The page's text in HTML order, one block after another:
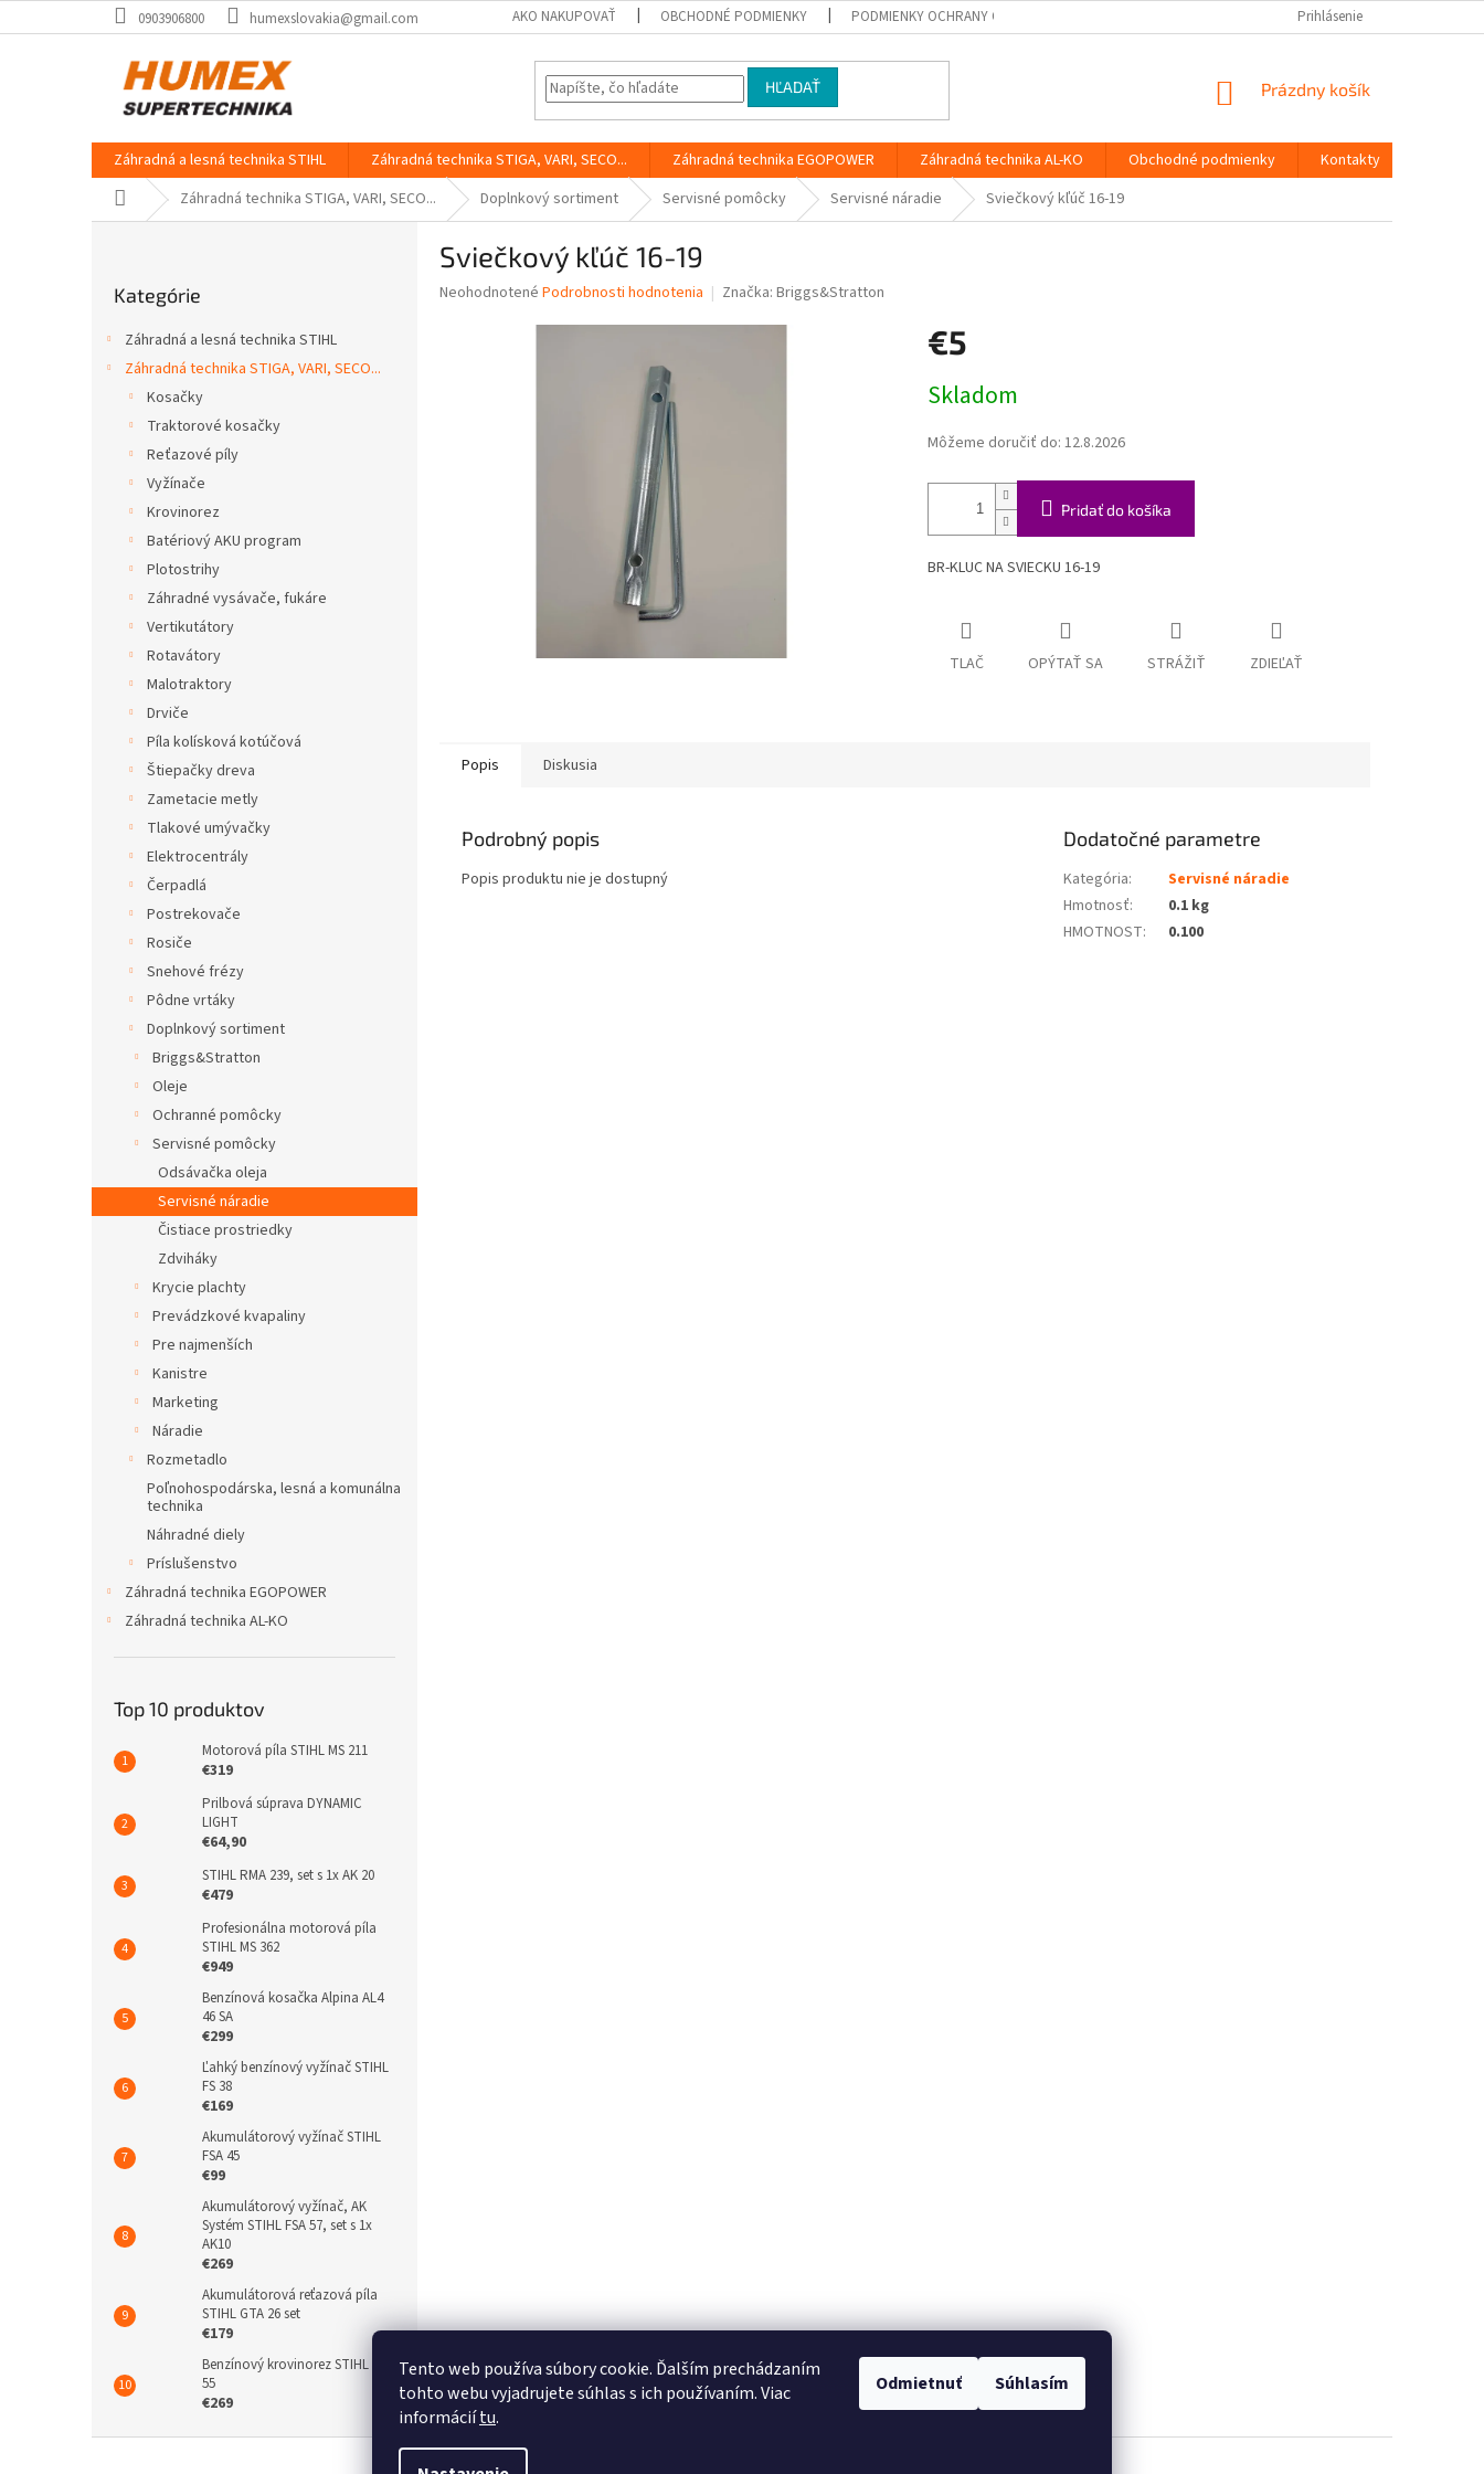
Tento web používa súbory cookie. Ďalším prechádzaním
tohto webu vyjadrujete súhlas s ich používaním. Viac
informáciítu.
Odmietnuť Súhlasím
na
0903906800 humexslovakia@gmail.com AKO NAKUPOVAŤ OBCHODNÉ PODMIENKY PODMIENKY OCHRANY OSOBNÝCH ÚDAJOV Prihlásenie
HĽADAŤ
NÁKUPNÝ
Prázdny košík
Záhradná a lesná technika STIHL Záhradná technika STIGA, VARI, SECO... Záhradná technika EGOPOWER Záhradná technika AL-KO Obchodné podmienky
Kontakty
Domov Záhradná technika STIGA, VARI, SECO... Doplnkový sortiment Servisné pomôcky Servisné náradie Sviečkový kľúč 16-19
kategórie
Kategórie
Záhradná a lesná technika STIHL
Záhradná technika STIGA, VARI, SECO...
Kosačky
Traktorové kosačky
Reťazové píly
Vyžínače
Krovinorez
Batériový AKU program
Plotostrihy
Záhradné vysávače, fukáre
Vertikutátory
Rotavátory
Malotraktory
Drviče
Píla kolísková kotúčová
Štiepačky dreva
Zametacie metly
Tlakové umývačky
Elektrocentrály
Čerpadlá
Postrekovače
Rosiče
Snehové frézy
Pôdne vrtáky
Doplnkový sortiment
Briggs&Stratton
Oleje
Ochranné pomôcky
Servisné pomôcky
Odsávačka oleja
Servisné náradie
Čistiace prostriedky
Zdviháky
Krycie plachty
Prevádzkové kvapaliny
Pre najmenších
Kanistre
Marketing
Náradie
Rozmetadlo
Poľnohospodárska, lesná a komunálna
technika
Náhradné diely
Príslušenstvo
Záhradná technika EGOPOWER
Záhradná technika AL-KO
Top 10 produktov
Motorová píla STIHL MS 211
€319
Prilbová súprava DYNAMIC
LIGHT
€64,90
STIHL RMA 239, set s 1x AK 20
€479
Profesionálna motorová píla
STIHL MS 362
€949
Benzínová kosačka Alpina AL4
46 SA
€299
Ľahký benzínový vyžínač STIHL
FS 38
€169
Akumulátorový vyžínač STIHL
FSA 45
€99
Akumulátorový vyžínač, AK
Systém STIHL FSA 57, set s 1x
AK10
€269
Akumulátorová reťazová píla
STIHL GTA 26 set
€179
Benzínový krovinorez STIHL FS
55
€269
Sviečkový kľúč 16-19
Priemerné
Neohodnotené Podrobnosti hodnotenia Značka: Briggs&Stratton
€5
cena:
Skladom
Môžeme doručiť do: 12.8.2026
Pridať do košíka
BR-KLUC NA SVIECKU 16-19
TLAČ OPÝTAŤ SA STRÁŽIŤ ZDIEĽAŤ
Popis Diskusia
Podrobný popis
Popis produktu nie je dostupný
Dodatočné parametre
Kategória:
Servisné náradie
Hmotnosť:
0.1 kg
HMOTNOST: 0.100